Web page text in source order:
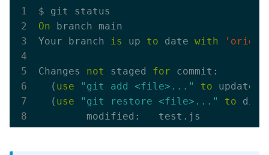
On branch main
Your branch
is up to date with 'origin
Changes not staged for commit:
  (
use "git add <file>..." to update
  (
use "git restore <file>..." to